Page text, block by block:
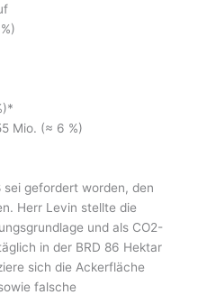
Mio. (≈ 6 %)
sei gefordert worden, den
Herr Levin stellte die
und als CO2-
in der BRD 86 Hektar
sich die Ackerfläche
falsche